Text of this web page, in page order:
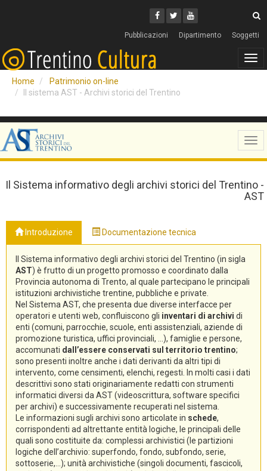
Facebook
Twitter
Youtube
Pubblicazioni Dipartimento Soggetti
Home
Patrimonio on-line
Il sistema AST - Archivi storici del Trentino
Il Sistema informativo degli archivi storici del Trentino -
AST
Introduzione Documentazione tecnica
Il Sistema informativo degli archivi storici del Trentino (in sigla
AST) è frutto di un progetto promosso e coordinato dalla
Provincia autonoma di Trento, al quale partecipano le principali
istituzioni archivistiche trentine, pubbliche e private.
Nel Sistema AST, che presenta due diverse interfacce per
operatori e utenti web, confluiscono gli inventari di archivi di
enti (comuni, parrocchie, scuole, enti assistenziali, aziende di
promozione turistica, uffici provinciali, ...), famiglie e persone,
accomunati dall’essere conservati sul territorio trentino;
sono presenti inoltre anche i dati derivanti da altri tipi di
intervento, come censimenti, elenchi, regesti. In molti casi i dati
descrittivi sono stati originariamente redatti con strumenti
informatici diversi da AST (videoscrittura, software specifici
per archivi) e successivamente recuperati nel sistema.
Le informazioni sugli archivi sono articolate in schede,
corrispondenti ad altrettante entità logiche, le principali delle
quali sono costituite da: complessi archivistici (le partizioni
logiche dell’archivio: superfondo, fondo, subfondo, serie,
sottoserie,...); unità archivistiche (singoli documenti, fascicoli,